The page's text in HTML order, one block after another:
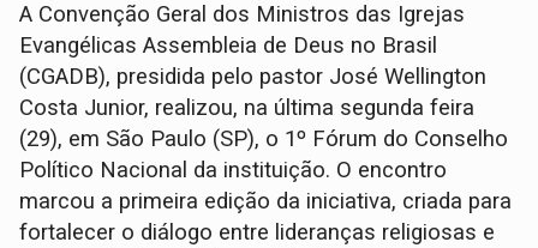
A Convenção Geral dos Ministros das Igrejas
Evangélicas Assembleia de Deus no Brasil
(CGADB), presidida pelo pastor José Wellington
Costa Junior, realizou, na última segunda feira
(29), em São Paulo (SP), o 1º Fórum do Conselho
Político Nacional da instituição. O encontro
marcou a primeira edição da iniciativa, criada para
fortalecer o diálogo entre lideranças religiosas e